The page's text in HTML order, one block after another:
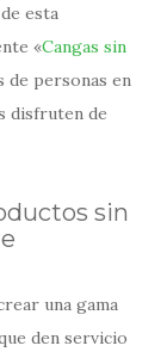
esta
«Cangas sin
de personas en
disfruten de
sin
una gama
den servicio